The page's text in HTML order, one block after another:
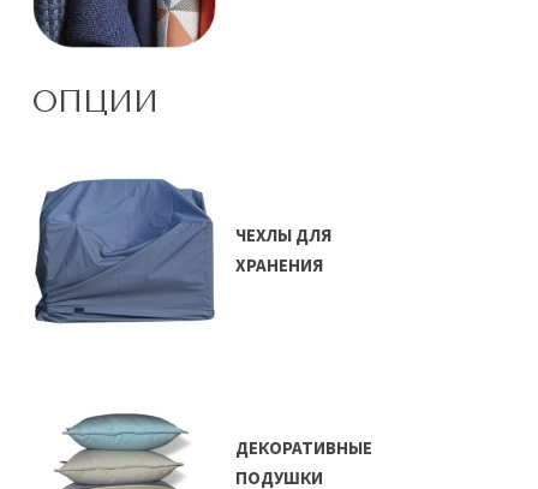
ОПЦИИ
ЧЕХЛЫ ДЛЯ
ХРАНЕНИЯ
ДЕКОРАТИВНЫЕ
ПОДУШКИ